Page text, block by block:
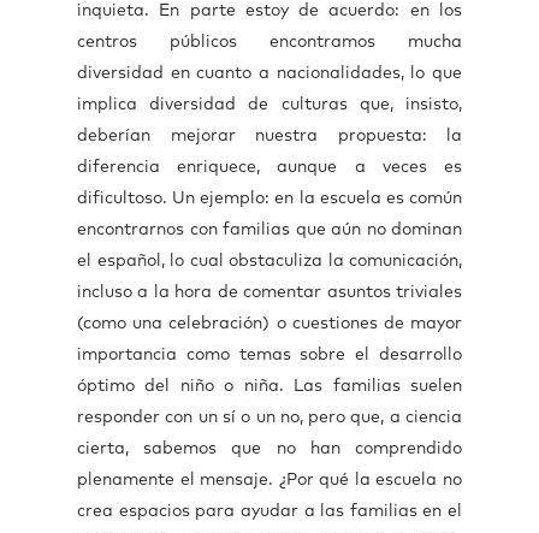
inquieta. En parte estoy de acuerdo: en los
centros públicos encontramos mucha
diversidad en cuanto a nacionalidades, lo que
implica diversidad de culturas que, insisto,
deberían mejorar nuestra propuesta: la
diferencia enriquece, aunque a veces es
dificultoso. Un ejemplo: en la escuela es común
encontrarnos con familias que aún no dominan
el español, lo cual obstaculiza la comunicación,
incluso a la hora de comentar asuntos triviales
(como una celebración) o cuestiones de mayor
importancia como temas sobre el desarrollo
óptimo del niño o niña. Las familias suelen
responder con un sí o un no, pero que, a ciencia
cierta, sabemos que no han comprendido
plenamente el mensaje. ¿Por qué la escuela no
crea espacios para ayudar a las familias en el